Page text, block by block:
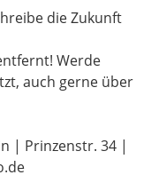
die Zukunft
Werde
auch gerne über
| Prinzenstr. 34 |